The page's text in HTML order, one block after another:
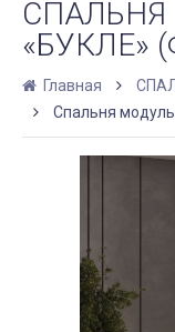
«БУКЛЕ»
Главная
Спальня